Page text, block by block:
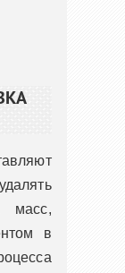
масс,
в